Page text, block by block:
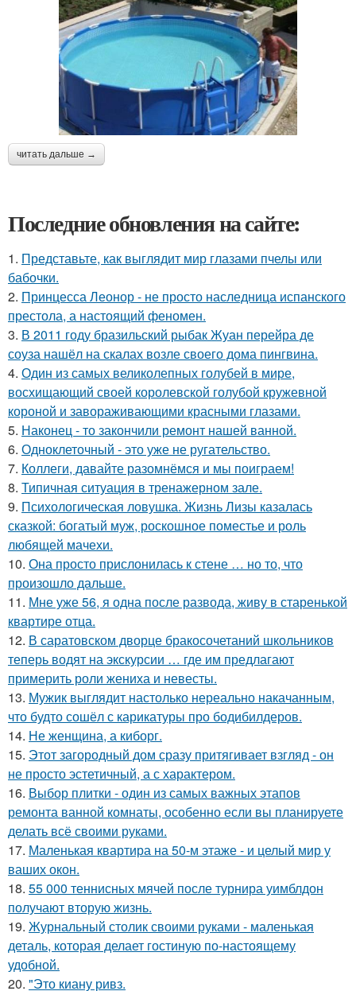
читать дальше →
Последние обновления на сайте:
1. Представьте, как выглядит мир глазами пчелы или
бабочки.
2. Принцесса Леонор - не просто наследница испанского
престола, а настоящий феномен.
3. В 2011 году бразильский рыбак Жуан перейра де
соуза нашёл на скалах возле своего дома пингвина.
4. Один из самых великолепных голубей в мире,
восхищающий своей королевской голубой кружевной
короной и завораживающими красными глазами.
5. Наконец - то закончили ремонт нашей ванной.
6. Одноклеточный - это уже не ругательство.
7. Коллеги, давайте разомнёмся и мы поиграем!
8. Типичная ситуация в тренажерном зале.
9. Психологическая ловушка. Жизнь Лизы казалась
сказкой: богатый муж, роскошное поместье и роль
любящей мачехи.
10. Она просто прислонилась к стене … но то, что
произошло дальше.
11. Мне уже 56, я одна после развода, живу в старенькой
квартире отца.
12. В саратовском дворце бракосочетаний школьников
теперь водят на экскурсии … где им предлагают
примерить роли жениха и невесты.
13. Мужик выглядит настолько нереально накачанным,
что будто сошёл с карикатуры про бодибилдеров.
14. Не женщина, а киборг.
15. Этот загородный дом сразу притягивает взгляд - он
не просто эстетичный, а с характером.
16. Выбор плитки - один из самых важных этапов
ремонта ванной комнаты, особенно если вы планируете
делать всё своими руками.
17. Маленькая квартира на 50-м этаже - и целый мир у
ваших окон.
18. 55 000 теннисных мячей после турнира уимблдон
получают вторую жизнь.
19. Журнальный столик своими руками - маленькая
деталь, которая делает гостиную по-настоящему
удобной.
20. "Это киану ривз.